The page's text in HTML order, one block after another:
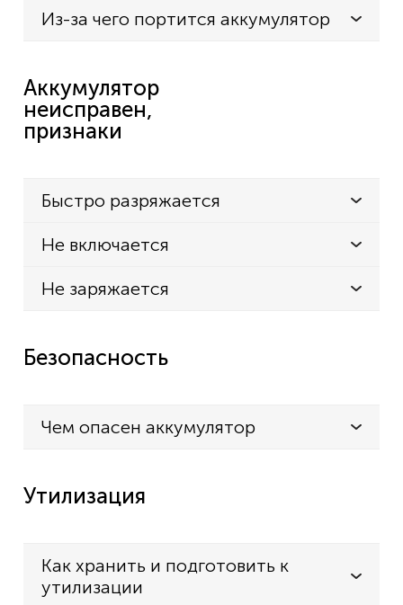
Из-за чего портится аккумулятор
Аккумулятор
неисправен,
признаки
Быстро разряжается
Не включается
Не заряжается
Безопасность
Чем опасен аккумулятор
Утилизация
Как хранить и подготовить к
утилизации